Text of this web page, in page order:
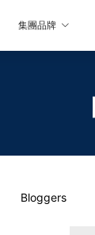
集團品牌
Bloggers